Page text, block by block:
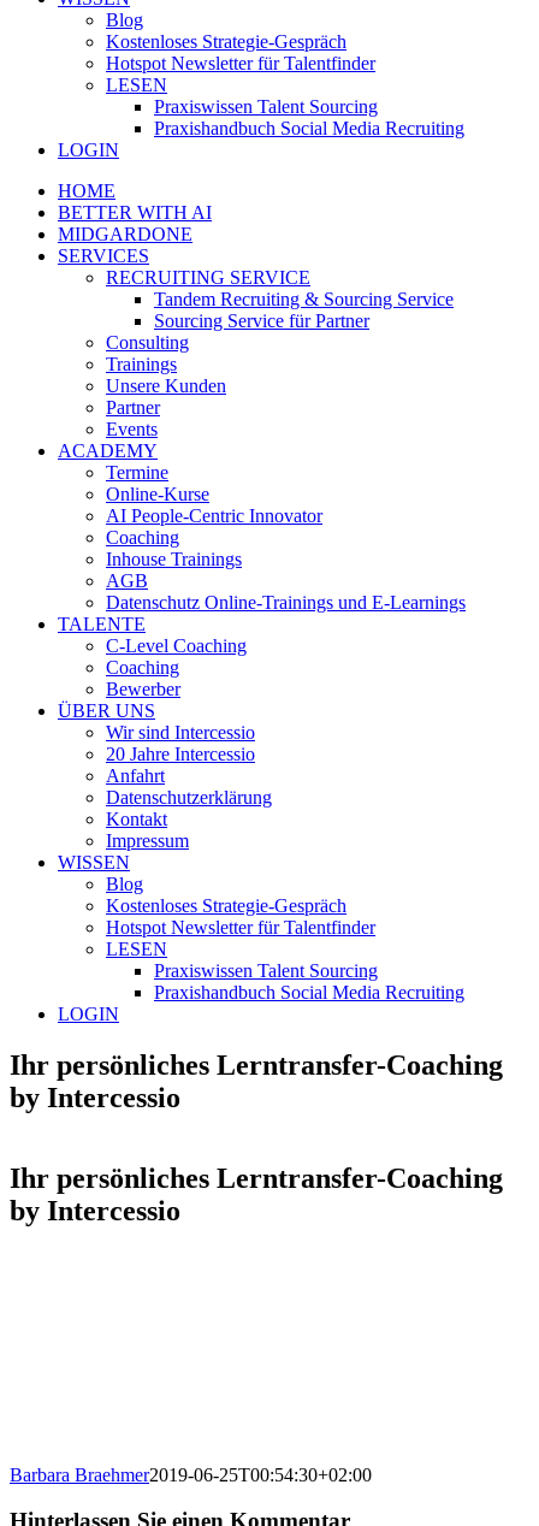
Blog
Kostenloses Strategie-Gespräch
Hotspot Newsletter für Talentfinder
LESEN
Praxiswissen Talent Sourcing
Praxishandbuch Social Media Recruiting
LOGIN
HOME
BETTER WITH AI
MIDGARDONE
SERVICES
RECRUITING SERVICE
Tandem Recruiting & Sourcing Service
Sourcing Service für Partner
Consulting
Trainings
Unsere Kunden
Partner
Events
ACADEMY
Termine
Online-Kurse
AI People-Centric Innovator
Coaching
Inhouse Trainings
AGB
Datenschutz Online-Trainings und E-Learnings
TALENTE
C-Level Coaching
Coaching
Bewerber
ÜBER UNS
Wir sind Intercessio
20 Jahre Intercessio
Anfahrt
Datenschutzerklärung
Kontakt
Impressum
WISSEN
Blog
Kostenloses Strategie-Gespräch
Hotspot Newsletter für Talentfinder
LESEN
Praxiswissen Talent Sourcing
Praxishandbuch Social Media Recruiting
LOGIN
Ihr persönliches Lerntransfer-Coaching
by Intercessio
Ihr persönliches Lerntransfer-Coaching
by Intercessio
Barbara Braehmer2019-06-25T00:54:30+02:00